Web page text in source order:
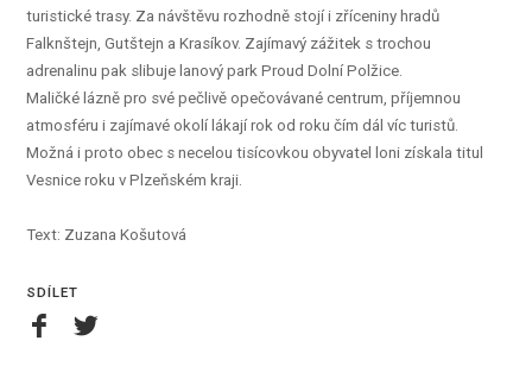
turistické trasy. Za návštěvu rozhodně stojí i zříceniny hradů
Falknštejn, Gutštejn a Krasíkov. Zajímavý zážitek s trochou
adrenalinu pak slibuje lanový park Proud Dolní Polžice.
Maličké lázně pro své pečlivě opečovávané centrum, příjemnou
atmosféru i zajímavé okolí lákají rok od roku čím dál víc turistů.
Možná i proto obec s necelou tisícovkou obyvatel loni získala titul
Vesnice roku v Plzeňském kraji.
Text: Zuzana Košutová
SDÍLET